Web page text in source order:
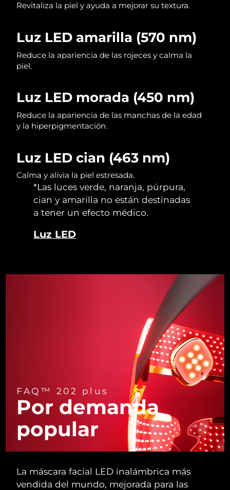
Revitaliza la piel y ayuda a mejorar su textura.
Luz LED amarilla (570 nm)
Reduce la apariencia de las rojeces y calma la
piel.
Luz LED morada (450 nm)
Reduce la apariencia de las manchas de la edad
y la hiperpigmentación.
Luz LED cian (463 nm)
Calma y alivia la piel estresada.
*Las luces verde, naranja, púrpura,
cian y amarilla no están destinadas
a tener un efecto médico.
Luz LED
FAQ™ 202 plus
Por demanda
popular
La máscara facial LED inalámbrica más
vendida del mundo, mejorada para las
Singapur Entrega prevista14.08.26
Eslovaquia Entrega prevista 12.08.26
Eslovenia Entrega prevista12.08.26
Corea del Sur Entrega prevista 14.08.26
España
Suecia Entrega prevista
Suiza Entrega prevista
Taiwán Entrega prevista17.08.26
Emiratos Árabes
Entrega prevista 13.08.26
Entrega prevista12.08.26
Entrega prevista 13.08.26
Entrega prevista17.08.26
Entrega prevista18.08.26